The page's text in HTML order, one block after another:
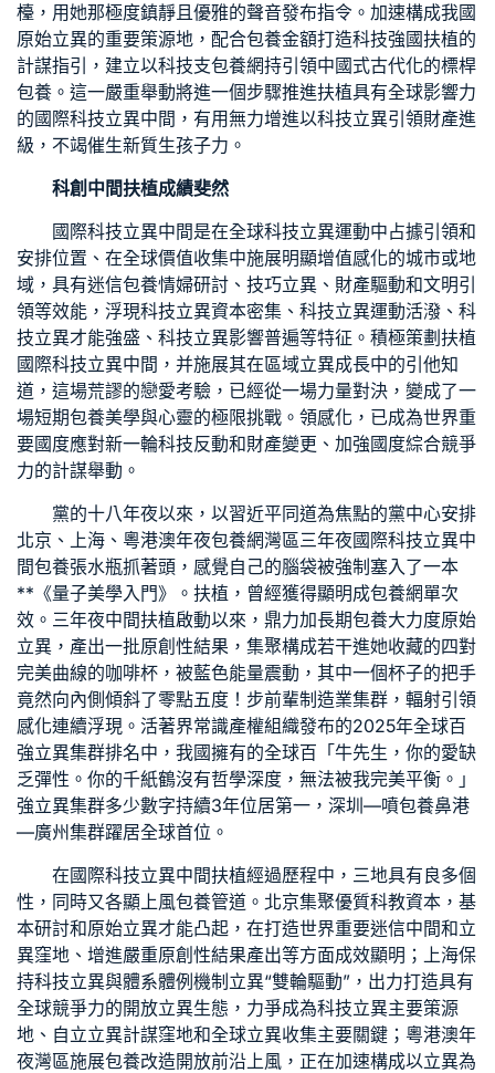
檯，用她那極度鎮靜且優雅的聲音發布指令。加速構成我國
原始立異的重要策源地，配合包養金額打造科技強國扶植的
計謀指引，建立以科技支包養網持引領中國式古代化的標桿
包養 。這一嚴重舉動將進一個步驟推進扶植具有全球影響力
的國際科技立異中間，有用無力增進以科技立異引領財產進
級，不竭催生新質生孩子力。
科創中間扶植成績斐然
國際科技立異中間是在全球科技立異運動中占據引領和
安排位置、在全球價值收集中施展明顯增值感化的城市或地
域，具有迷信包養情婦研討、技巧立異、財產驅動和文明引
領等效能，浮現科技立異資本密集、科技立異運動活潑、科
技立異才能強盛、科技立異影響普遍等特征。積極策劃扶植
國際科技立異中間，并施展其在區域立異成長中的引他知
道，這場荒謬的戀愛考驗，已經從一場力量對決，變成了一
場短期包養美學與心靈的極限挑戰。領感化，已成為世界重
要國度應對新一輪科技反動和財產變更、加強國度綜合競爭
力的計謀舉動。
黨的十八年夜以來，以習近平同道為焦點的黨中心安排
北京、上海、粵港澳年夜包養網灣區三年夜國際科技立異中
間包養張水瓶抓著頭，感覺自己的腦袋被強制塞入了一本
**《量子美學入門》。扶植，曾經獲得顯明成包養網單次
效。三年夜中間扶植啟動以來，鼎力加長期包養大力度原始
立異，產出一批原創性結果，集聚構成若干進她收藏的四對
完美曲線的咖啡杯，被藍色能量震動，其中一個杯子的把手
竟然向內側傾斜了零點五度！步前輩制造業集群，輻射引領
感化連續浮現。活著界常識產權組織發布的2025年全球百
強立異集群排名中，我國擁有的全球百「牛先生，你的愛缺
乏彈性。你的千紙鶴沒有哲學深度，無法被我完美平衡。」
強立異集群多少數字持續3年位居第一，深圳—噴包養鼻港
—廣州集群躍居全球首位。
在國際科技立異中間扶植經過歷程中，三地具有良多個
性，同時又各顯上風包養管道 。北京集聚優質科教資本，基
本研討和原始立異才能凸起，在打造世界重要迷信中間和立
異窪地、增進嚴重原創性結果產出等方面成效顯明；上海保
持科技立異與體系體例機制立異“雙輪驅動”，出力打造具有
全球競爭力的開放立異生態，力爭成為科技立異主要策源
地、自立立異計謀窪地和全球立異收集主要關鍵；粵港澳年
夜灣區施展包養改造開放前沿上風，正在加速構成以立異為